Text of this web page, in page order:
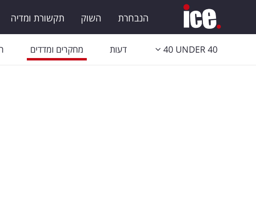
הנבחרת השוק תקשורת ומדיה
40 UNDER 40 דעות מחקרים ומדדים